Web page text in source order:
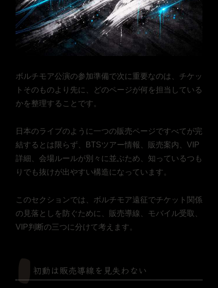
ボルチモア公演の参加準備で次に重要なのは、チケッ
トそのものより先に、どのページが何を担当している
かを整理することです。
日本のライブのように一つの販売ページですべてが完
結するとは限らず、BTSツアー情報、販売案内、VIP
詳細、会場ルールが別々に並ぶため、知っているつも
りでも抜けが出やすい構造になっています。
このセクションでは、ボルチモア遠征でチケット関係
の見落としを防ぐために、販売導線、モバイル受取、
VIP判断の三つに分けて考えます。
初動は販売導線を見失わない